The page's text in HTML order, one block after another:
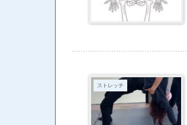
ストレッチ